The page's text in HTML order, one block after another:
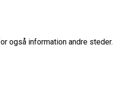
også information andre steder.